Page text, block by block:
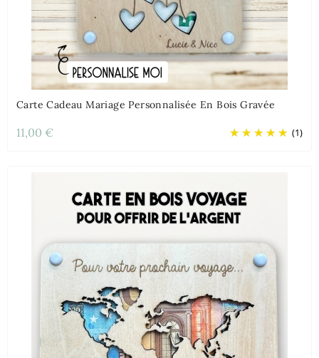
Carte Cadeau Mariage Personnalisée En Bois Gravée
(1)
11,00 €